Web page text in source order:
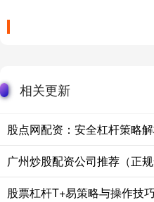
相关更新
股点网配资：安全杠杆策略
广州炒股配资公司推荐（正规
股票杠杆T+易策略与操作技巧